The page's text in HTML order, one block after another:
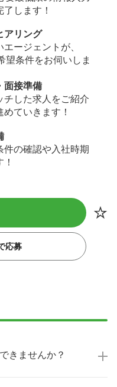
します！
リング
ージェントが、
望条件をお伺いしま
接準備
チした求人をご紹介
ていきます！
の確認や入社時期
応募
きませんか？